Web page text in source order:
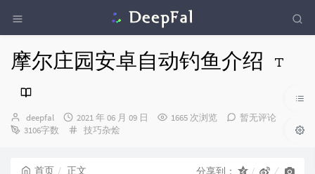
摩尔庄园安卓自动钓鱼介绍
博
主：
deepfal
发
布
2021 年 06 月 09 日 1665 次浏览
暂无评论
3106字数
分
技巧杂烩
首页 正文 分享到：